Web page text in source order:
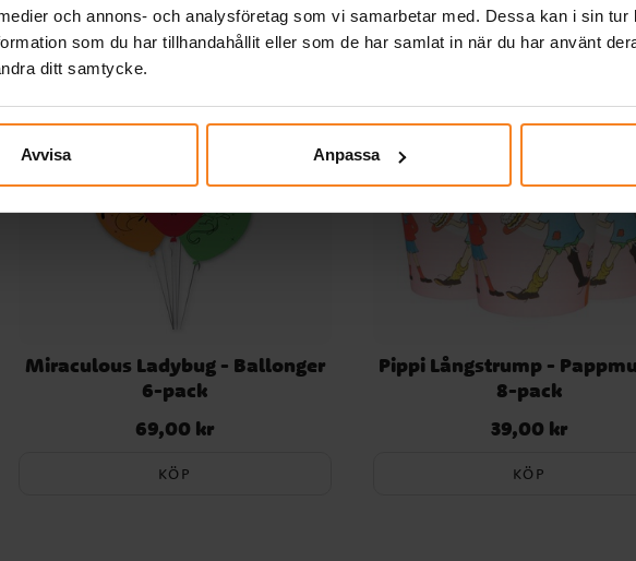
och annons- och analysföretag som vi samarbetar med. Dessa kan i sin tur
som du har tillhandahållit eller som de har samlat in när du har använt
ditt samtycke.
Avvisa Anpassa
Miraculous Ladybug - Ballonger
6-pack
Pris:69,00 kr
69,00 kr
KÖP
Pippi Långstrump -
8-pack
Pris:39,00 kr
39,00 kr
KÖP